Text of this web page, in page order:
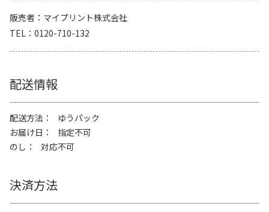
販売者
マイプリント株式会社
TEL
0120-710-132
配送情報
配送方法
ゆうパック
お届け日
指定不可
のし
対応不可
決済方法